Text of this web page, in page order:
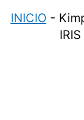
INICIO -